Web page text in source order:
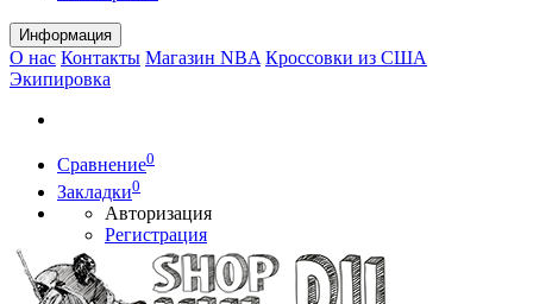
Информация
О нас Контакты Магазин NBA Кроссовки из США
Экипировка
Сравнение0
Закладки0
Авторизация
Регистрация